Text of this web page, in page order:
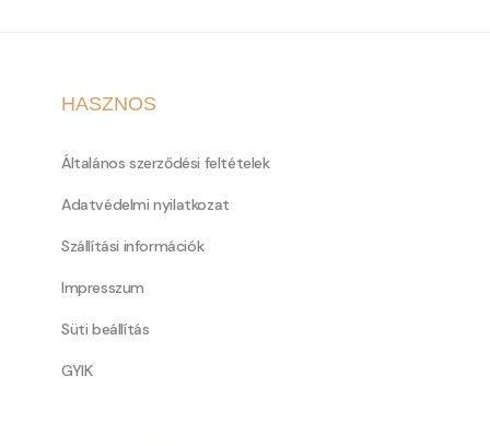
HASZNOS
Általános szerződési feltételek
Adatvédelmi nyilatkozat
Szállítási információk
Impresszum
Süti beállítás
GYIK